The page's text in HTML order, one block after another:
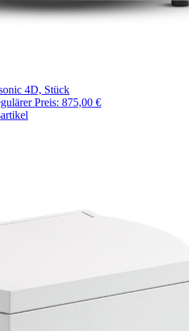
4D, Stück
Preis: 875,00 €